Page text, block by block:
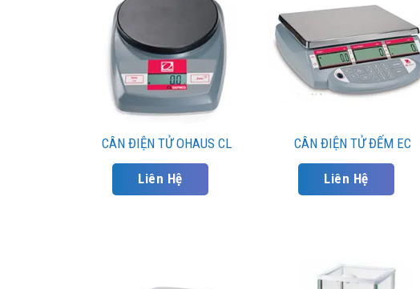
CÂN ĐIỆN TỬ OHAUS CL
Liên Hệ
CÂN ĐIỆN TỬ ĐẾM EC
Liên Hệ